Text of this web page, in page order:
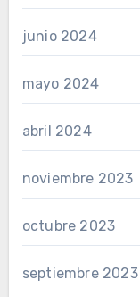
junio 2024
mayo 2024
abril 2024
noviembre 2023
octubre 2023
septiembre 2023